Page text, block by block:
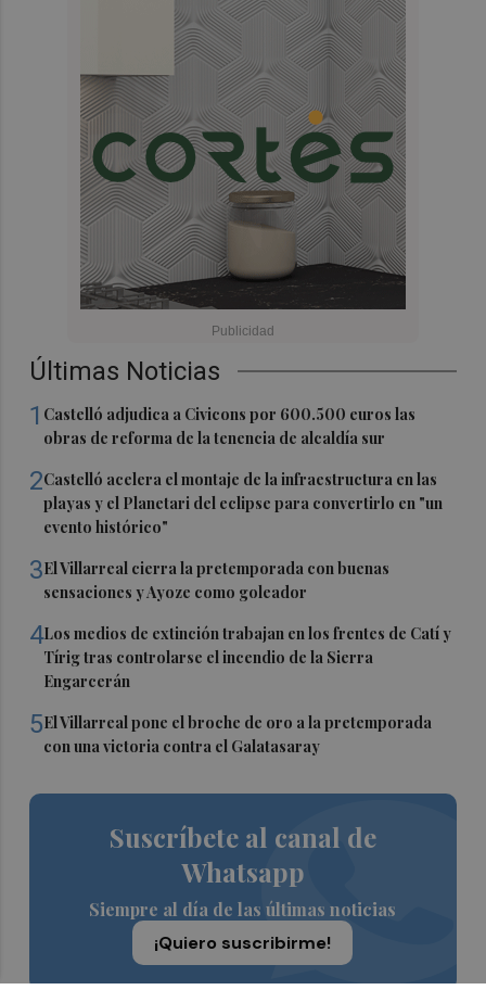
Últimas Noticias
1 Castelló adjudica a Civicons por 600.500 euros las
obras de reforma de la tenencia de alcaldía sur
2Castelló acelera el montaje de la infraestructura en las
playas y el Planetari del eclipse para convertirlo en "un
evento histórico"
3El Villarreal cierra la pretemporada con buenas
sensaciones y Ayoze como goleador
4Los medios de extinción trabajan en los frentes de Catí y
Tírig tras controlarse el incendio de la Sierra
Engarcerán
5El Villarreal pone el broche de oro a la pretemporada
con una victoria contra el Galatasaray
Suscríbete al canal de
Whatsapp
Siempre al día de las últimas noticias
¡Quiero suscribirme!